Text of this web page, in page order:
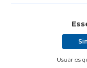
Usuários